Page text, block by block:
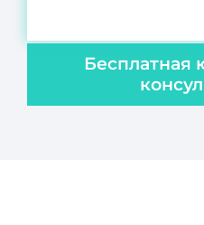
Бесплатная